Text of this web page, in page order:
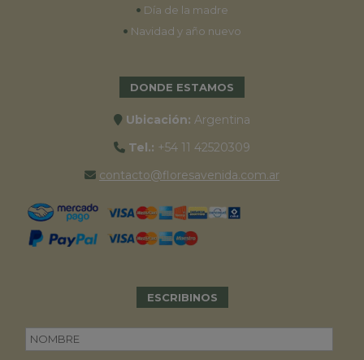
• Día de la madre
• Navidad y año nuevo
DONDE ESTAMOS
Ubicación: Argentina
Tel.: +54 11 42520309
contacto@floresavenida.com.ar
ESCRIBINOS